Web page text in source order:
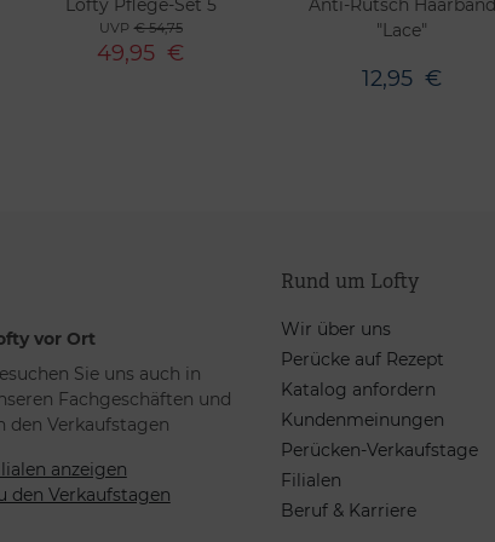
Lofty Pflege-Set 5
UVP € 54,75
49,95 €
Anti-Rutsch Haarband
"Lace"
12,95 €
vor Ort
Sie uns auch in
Fachgeschäften und
den Verkaufstagen
anzeigen
den Verkaufstagen
Rund um Lofty
Wir über uns
Perücke auf Rezept
Katalog anfordern
Kundenmeinungen
Perücken-Verkaufstage
Filialen
Beruf & Karriere